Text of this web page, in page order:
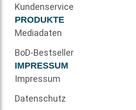
Kundenservice
PRODUKTE
Mediadaten
BoD-Bestseller
IMPRESSUM
Impressum
Datenschutz